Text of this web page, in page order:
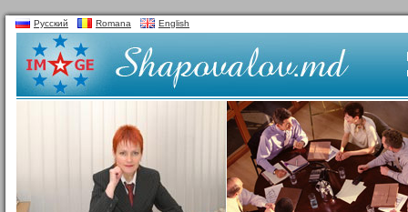
Русский Romana English